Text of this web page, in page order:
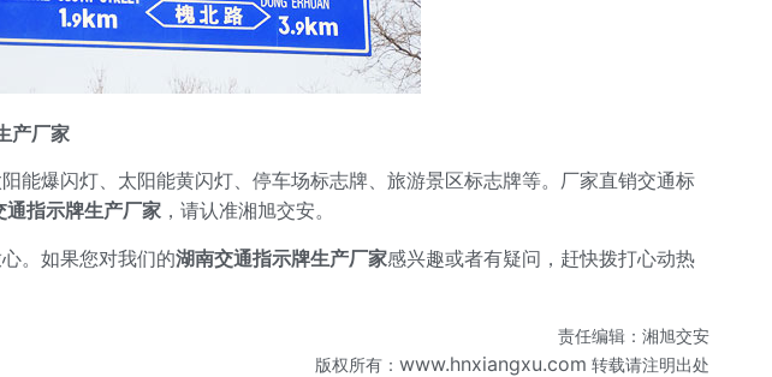
产厂家
爆闪灯、太阳能黄闪灯、停车场标志牌、旅游景区标志牌等。厂家直销交通标
通指示牌生产厂家 ，请认准湘旭交安。
。如果您对我们的湖南交通指示牌生产厂家感兴趣或者有疑问，赶快拨打心动热
责任编辑：湘旭交安
版权所有： www.hnxiangxu.com 转载请注明出处